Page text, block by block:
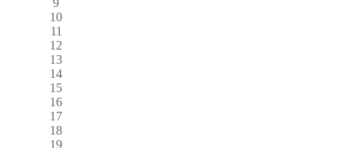
10
11
12
13
14
15
16
17
18
19